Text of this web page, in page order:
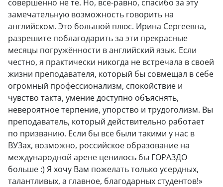
совершенно не те. Но, все-равно, спасибо за эту
замечательную возможность говорить на
английском. Это большой плюс. Ирина Сергеевна,
разрешите поблагодарить за эти прекрасные
месяцы погружённости в английский язык. Если
честно, я практически никогда не встречала в своей
жизни преподавателя, который бы совмещал в себе
огромный профессионализм, спокойствие и
чувство такта, умение доступно объяснять,
невероятное терпение, упорство и трудоголизм. Вы
преподаватель, который действительно работает
по призванию. Если бы все были такими у нас в
ВУЗах, возможно, российское образование на
международной арене ценилось бы ГОРАЗДО
больше :) Я хочу Вам пожелать только усердных,
талантливых, а главное, благодарных студентов!»